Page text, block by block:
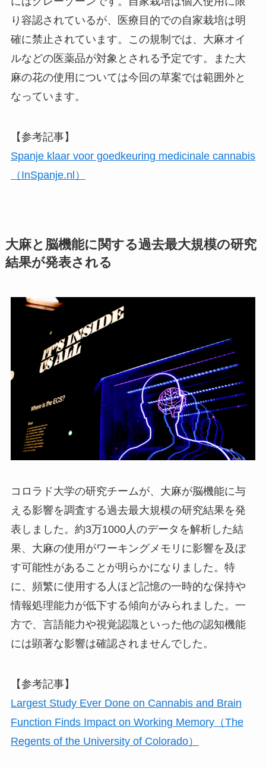
り容認されているが、医療目的での自家栽培は明
確に禁止されています。この規制では、大麻オイ
ルなどの医薬品が対象とされる予定です。また大
麻の花の使用については今回の草案では範囲外と
なっています。
【参考記事】
Spanje klaar voor goedkeuring medicinale cannabis
（InSpanje.nl）
大麻と脳機能に関する過去最大規模の研究
結果が発表される
コロラド大学の研究チームが、大麻が脳機能に与
える影響を調査する過去最大規模の研究結果を発
表しました。約3万1000人のデータを解析した結
果、大麻の使用がワーキングメモリに影響を及ぼ
す可能性があることが明らかになりました。特
に、頻繁に使用する人ほど記憶の一時的な保持や
情報処理能力が低下する傾向がみられました。一
方で、言語能力や視覚認識といった他の認知機能
には顕著な影響は確認されませんでした。
【参考記事】
Largest Study Ever Done on Cannabis and Brain
Function Finds Impact on Working Memory（The
Regents of the University of Colorado）